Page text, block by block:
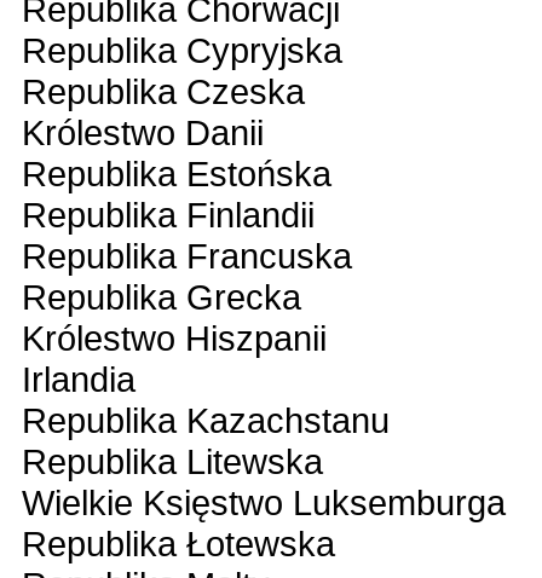
Republika Chorwacji
Republika Cypryjska
Republika Czeska
Królestwo Danii
Republika Estońska
Republika Finlandii
Republika Francuska
Republika Grecka
Królestwo Hiszpanii
Irlandia
Republika Kazachstanu
Republika Litewska
Wielkie Księstwo Luksemburga
Republika Łotewska